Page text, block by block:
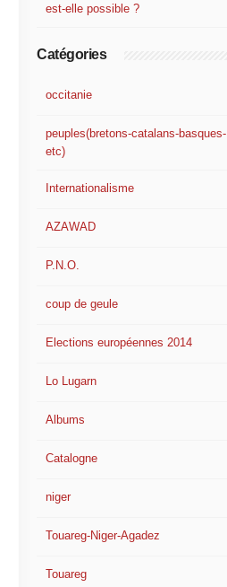
est-elle possible ?
Catégories
occitanie
peuples(bretons-catalans-basques-
etc)
Internationalisme
AZAWAD
P.N.O.
coup de geule
Elections européennes 2014
Lo Lugarn
Albums
Catalogne
niger
Touareg-Niger-Agadez
Touareg